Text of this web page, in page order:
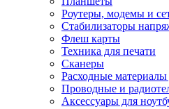
Роутеры, модемы и
Стабилизаторы
Флеш карты
Техника для печати
Сканеры
Расходные материалы
Проводные и
Аксессуары для